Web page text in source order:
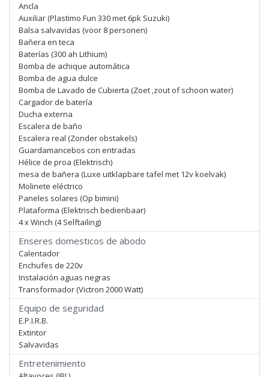
Ancla
Auxiliar (Plastimo Fun 330 met 6pk Suzuki)
Balsa salvavidas (voor 8 personen)
Bañera en teca
Baterías (300 ah Lithium)
Bomba de achique automática
Bomba de agua dulce
Bomba de Lavado de Cubierta (Zoet ,zout of schoon water)
Cargador de batería
Ducha externa
Escalera de baño
Escalera real (Zonder obstakels)
Guardamancebos con entradas
Hélice de proa (Elektrisch)
mesa de bañera (Luxe uitklapbare tafel met 12v koelvak)
Molinete eléctrico
Paneles solares (Op bimini)
Plataforma (Elektrisch bedienbaar)
4 x Winch (4 Selftailing)
Enseres domesticos de abodo
Calentador
Enchufes de 220v
Instalación aguas negras
Transformador (Victron 2000 Watt)
Equipo de seguridad
E.P.I.R.B.
Extintor
Salvavidas
Entretenimiento